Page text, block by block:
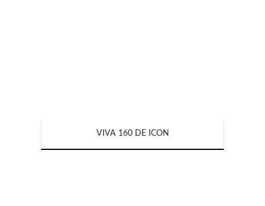
VIVA 160 DE ICON